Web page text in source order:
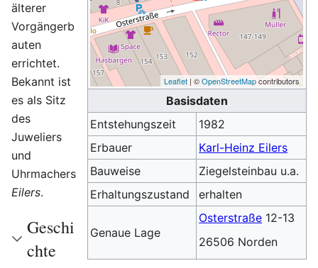
Leaflet | ©OpenStreetMapcontributors
Basisdaten
Entstehungszeit
1982
Erbauer
Karl-Heinz Eilers
Bauweise
Ziegelsteinbau u.a.
Erhaltungszustand
erhalten
Genaue Lage
Osterstraße 12-13
26506 Norden
älterer
Vorgängerb
auten
errichtet.
Bekannt ist
es als Sitz
des
Juweliers
und
Uhrmachers
Eilers.
Geschi
chte